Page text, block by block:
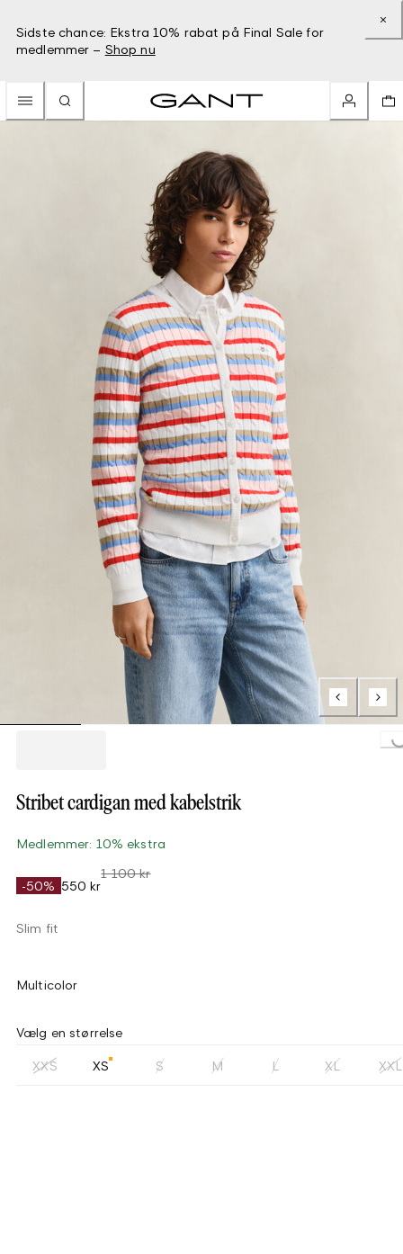
Sidste chance: Ekstra 10% rabat på Final Sale for
medlemmer – Shop nu
Loading...
Stribet cardigan med kabelstrik
Medlemmer: 10% ekstra
-50% 550 kr
1 100 kr
Slim fit
Multicolor
Vælg en størrelse
XXS XS S M L XL XXL